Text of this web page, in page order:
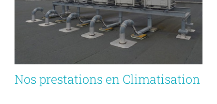
Nos prestations en Climatisation